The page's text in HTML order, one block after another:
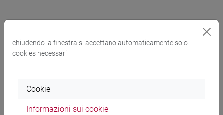
Programma
Docenti
chiudendo la finestra si accettano automaticamente solo i
cookies necessari
Cookie
Informazioni sui cookie